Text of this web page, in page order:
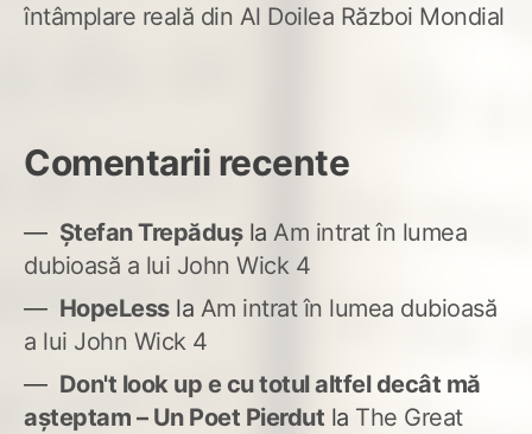
întâmplare reală din Al Doilea Război Mondial
Comentarii recente
Ștefan Trepădușla Am intrat în lumea
dubioasă a lui John Wick 4
HopeLessla Am intrat în lumea dubioasă
a lui John Wick 4
Don't look up e cu totul altfel decât mă
așteptam – Un Poet Pierdut la The Great